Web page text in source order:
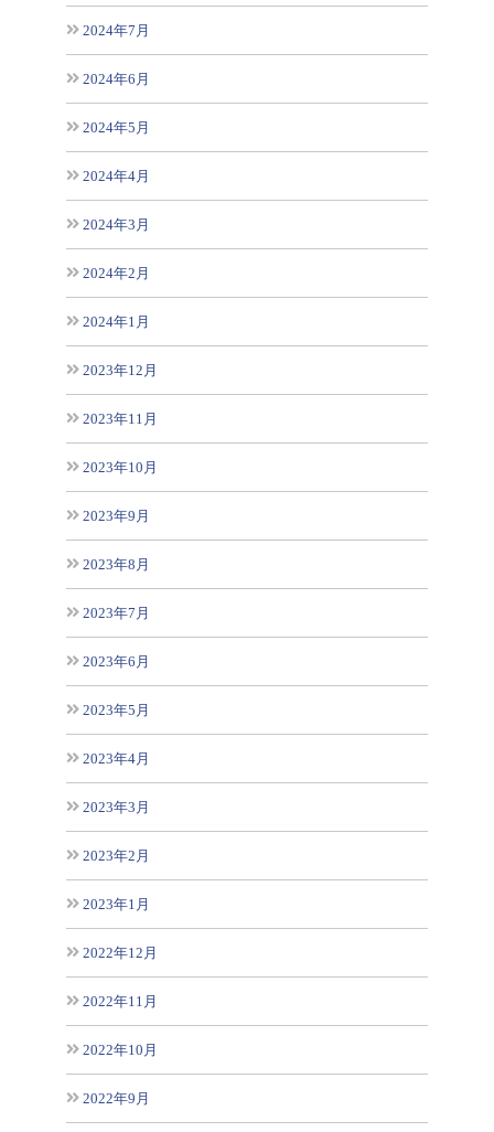
2024年7月
2024年6月
2024年5月
2024年4月
2024年3月
2024年2月
2024年1月
2023年12月
2023年11月
2023年10月
2023年9月
2023年8月
2023年7月
2023年6月
2023年5月
2023年4月
2023年3月
2023年2月
2023年1月
2022年12月
2022年11月
2022年10月
2022年9月